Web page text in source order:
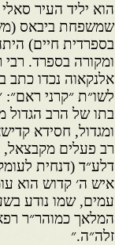
הוא יליד העיר סאלי
שמשפחת ביבאס
בספרדית חיים)
ומקורה בספרד. רבי
אלנקאוה נכדו כתב
לשו״ת ״קרני ראם״:
בתו של הרב הגדול
ומגדול, חסידא
רב פעלים מקבצאל,
דלע״ד (דנחית
איש ה׳ קדוש הוא
עמים, שמו נודע
המלאך כמוהר״ר
זלה״ה.״